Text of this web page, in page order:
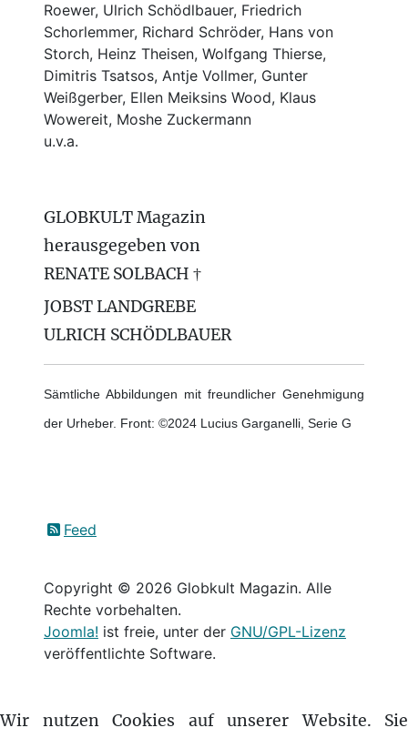
Roewer, Ulrich Schödlbauer, Friedrich
Schorlemmer, Richard Schröder, Hans von
Storch, Heinz Theisen, Wolfgang Thierse,
Dimitris Tsatsos, Antje Vollmer, Gunter
Weißgerber, Ellen Meiksins Wood, Klaus
Wowereit, Moshe Zuckermann
u.v.a.
GLOBKULT Magazin
herausgegeben von
RENATE SOLBACH †
JOBST LANDGREBE
ULRICH SCHÖDLBAUER
Sämtliche Abbildungen mit freundlicher Genehmigung
der Urheber. Front: ©2024 Lucius Garganelli, Serie G
Feed
Copyright © 2026 Globkult Magazin. Alle
Rechte vorbehalten.
Joomla! ist freie, unter der GNU/GPL-Lizenz
veröffentlichte Software.
Wir nutzen Cookies auf unserer Website.